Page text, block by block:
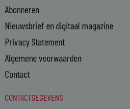
Abonneren
Nieuwsbrief en digitaal magazine
Privacy Statement
Algemene voorwaarden
Contact
CONTACTGEGEVENS